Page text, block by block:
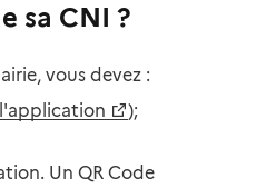
sa CNI ?
vous devez :
);
Un QR Code